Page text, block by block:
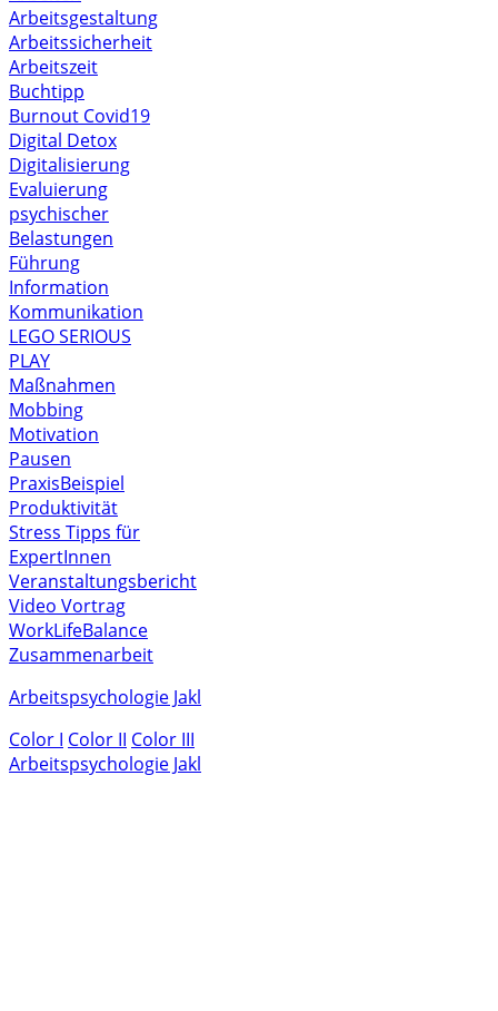
Arbeitsgestaltung
Arbeitssicherheit
Arbeitszeit
Buchtipp
Burnout Covid19
Digital Detox
Digitalisierung
Evaluierung
psychischer
Belastungen
Führung
Information
Kommunikation
LEGO SERIOUS
PLAY
Maßnahmen
Mobbing
Motivation
Pausen
PraxisBeispiel
Produktivität
Stress Tipps für
ExpertInnen
Veranstaltungsbericht
Video Vortrag
WorkLifeBalance
Zusammenarbeit
Arbeitspsychologie Jakl
Color I Color II Color III
Arbeitspsychologie Jakl